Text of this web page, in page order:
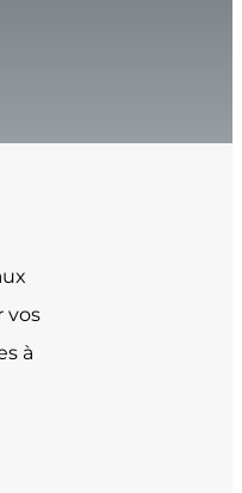
vos
à